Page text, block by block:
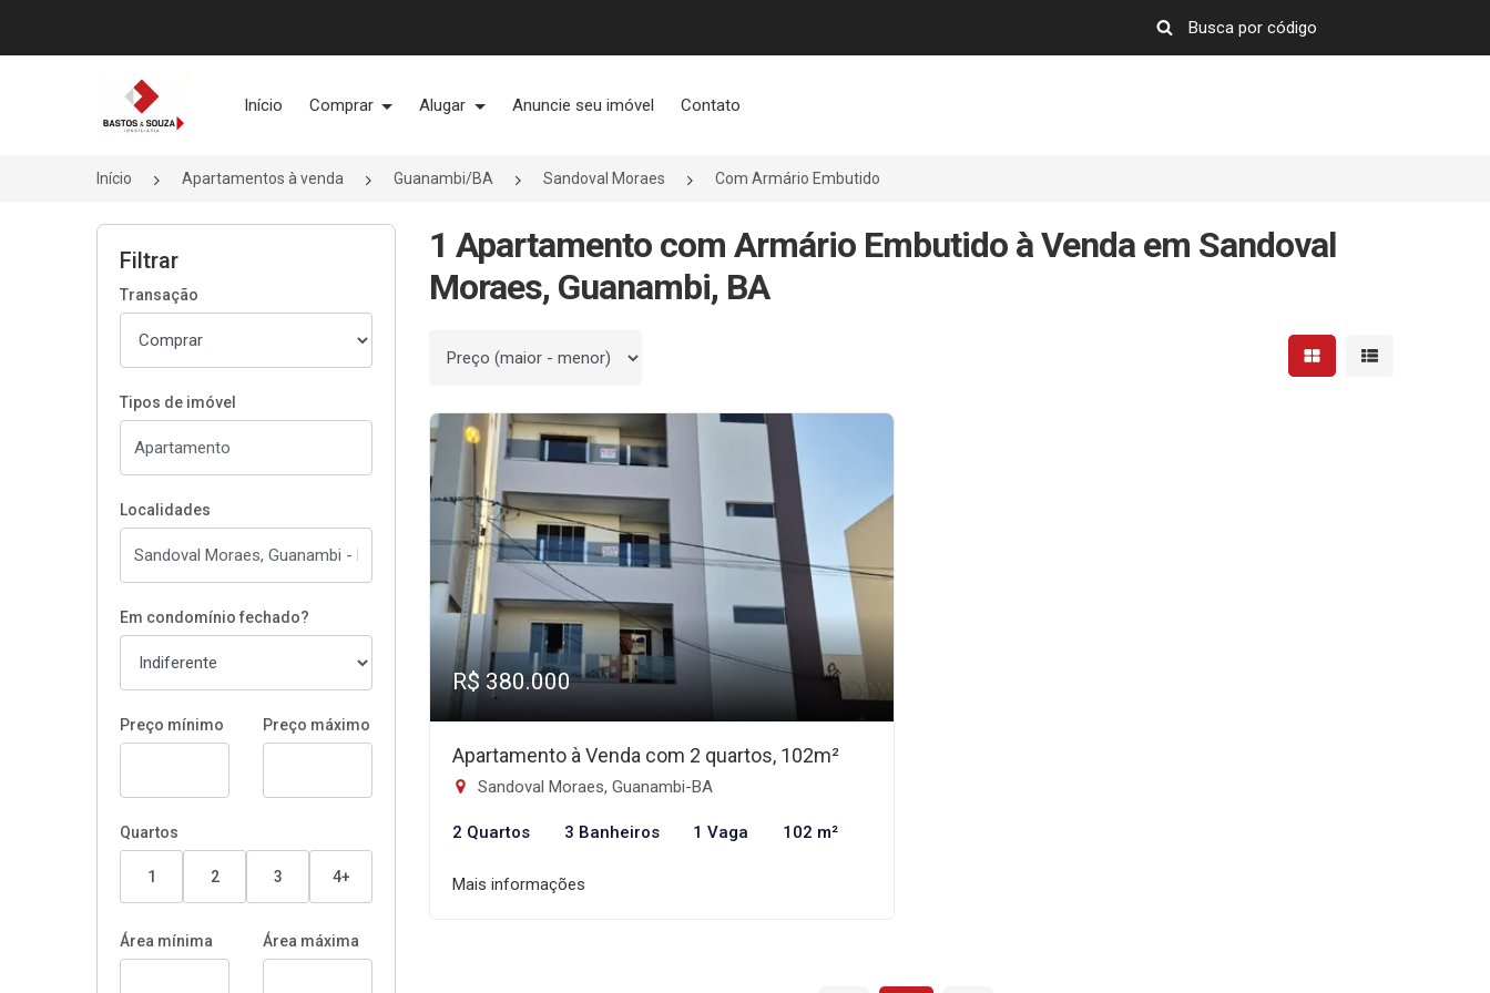
Página inicial
Início Comprar Alugar Anuncie seu imóvel Contato
Início Apartamentos à venda Guanambi/BA Sandoval Moraes Com Armário Embutido
Filtrar
Transação
Tipos de imóvel
Localidades
Em condomínio fechado?
Preço mínimo Preço máximo
Quartos
1 2 3 4+
Área mínima Área máxima
1 Apartamento com Armário Embutido à Venda em Sandoval
Moraes, Guanambi, BA
Ordenar por Mostrar resultados em
Mostrar
R$ 380.000
Apartamento à Venda com 2 quartos, 102m²
Sandoval Moraes, Guanambi-BA
2 Quartos 3 Banheiros 1 Vaga 102 m²
Mais informações